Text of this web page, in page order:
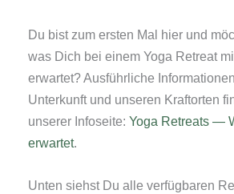
Du bist zum ersten Mal hier und
was Dich bei einem Yoga Retreat
erwartet? Ausführliche
Unterkunft und unseren Kraftorten
unserer Infoseite: Yoga Retreats —
erwartet.
Unten siehst Du alle verfügbaren